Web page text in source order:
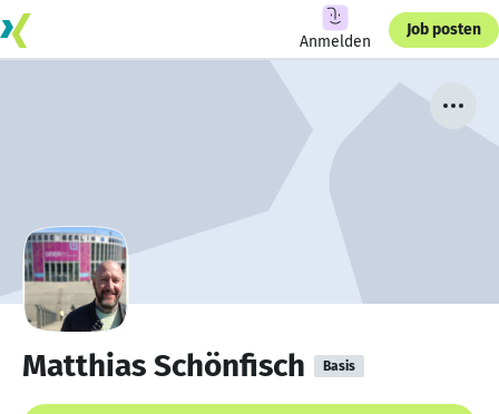
Anmelden
Job posten
Matthias Schönfisch Basis